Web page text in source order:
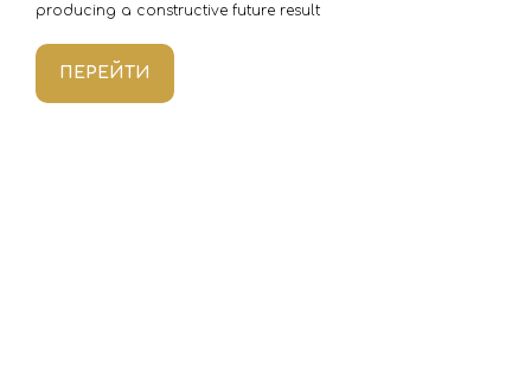
producing a constructive future result
ПЕРЕЙТИ